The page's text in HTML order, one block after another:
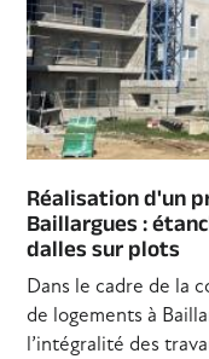
Réalisation d'un
Baillargues :
dalles sur plots
Dans le cadre de la
de logements à
l’intégralité des